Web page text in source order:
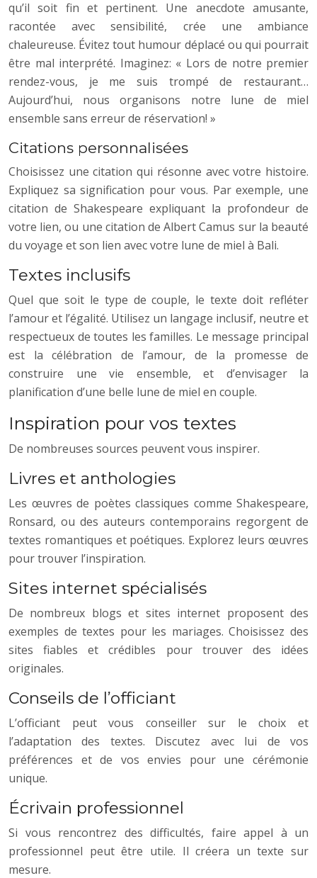
qu’il soit fin et pertinent. Une anecdote amusante,
racontée avec sensibilité, crée une ambiance
chaleureuse. Évitez tout humour déplacé ou qui pourrait
être mal interprété. Imaginez: « Lors de notre premier
rendez-vous, je me suis trompé de restaurant…
Aujourd’hui, nous organisons notre lune de miel
ensemble sans erreur de réservation! »
Citations personnalisées
Choisissez une citation qui résonne avec votre histoire.
Expliquez sa signification pour vous. Par exemple, une
citation de Shakespeare expliquant la profondeur de
votre lien, ou une citation de Albert Camus sur la beauté
du voyage et son lien avec votre lune de miel à Bali.
Textes inclusifs
Quel que soit le type de couple, le texte doit refléter
l’amour et l’égalité. Utilisez un langage inclusif, neutre et
respectueux de toutes les familles. Le message principal
est la célébration de l’amour, de la promesse de
construire une vie ensemble, et d’envisager la
planification d’une belle lune de miel en couple.
Inspiration pour vos textes
De nombreuses sources peuvent vous inspirer.
Livres et anthologies
Les œuvres de poètes classiques comme Shakespeare,
Ronsard, ou des auteurs contemporains regorgent de
textes romantiques et poétiques. Explorez leurs œuvres
pour trouver l’inspiration.
Sites internet spécialisés
De nombreux blogs et sites internet proposent des
exemples de textes pour les mariages. Choisissez des
sites fiables et crédibles pour trouver des idées
originales.
Conseils de l’officiant
L’officiant peut vous conseiller sur le choix et
l’adaptation des textes. Discutez avec lui de vos
préférences et de vos envies pour une cérémonie
unique.
Écrivain professionnel
Si vous rencontrez des difficultés, faire appel à un
professionnel peut être utile. Il créera un texte sur
mesure.